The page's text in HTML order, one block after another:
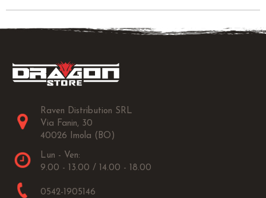
Raven Distribution SRL
Via Fanin, 30
40026 Imola (BO)
Lun - Ven:
9.00 - 13.00 / 14.00 - 18.00
0542-1905146